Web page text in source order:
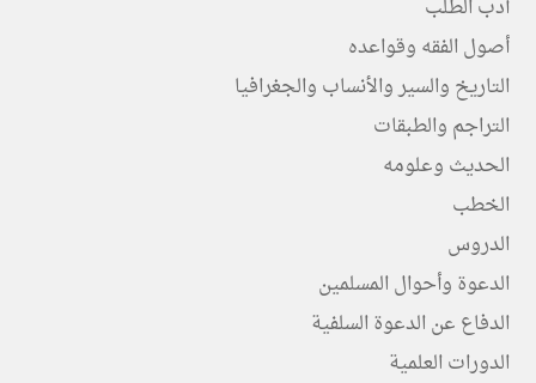
أدب الطلب
أصول الفقه وقواعده
التاريخ والسير والأنساب والجغرافيا
التراجم والطبقات
الحديث وعلومه
الخطب
الدروس
الدعوة وأحوال المسلمين
الدفاع عن الدعوة السلفية
الدورات العلمية